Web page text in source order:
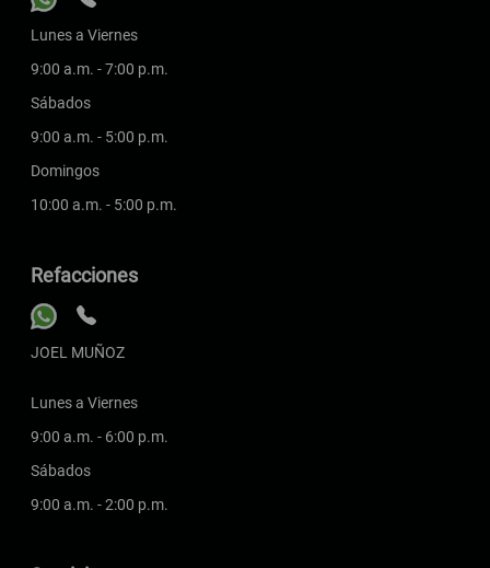
Lunes a Viernes
9:00 a.m. - 7:00 p.m.
Sábados
9:00 a.m. - 5:00 p.m.
Domingos
10:00 a.m. - 5:00 p.m.
Refacciones
JOEL MUÑOZ
Lunes a Viernes
9:00 a.m. - 6:00 p.m.
Sábados
9:00 a.m. - 2:00 p.m.